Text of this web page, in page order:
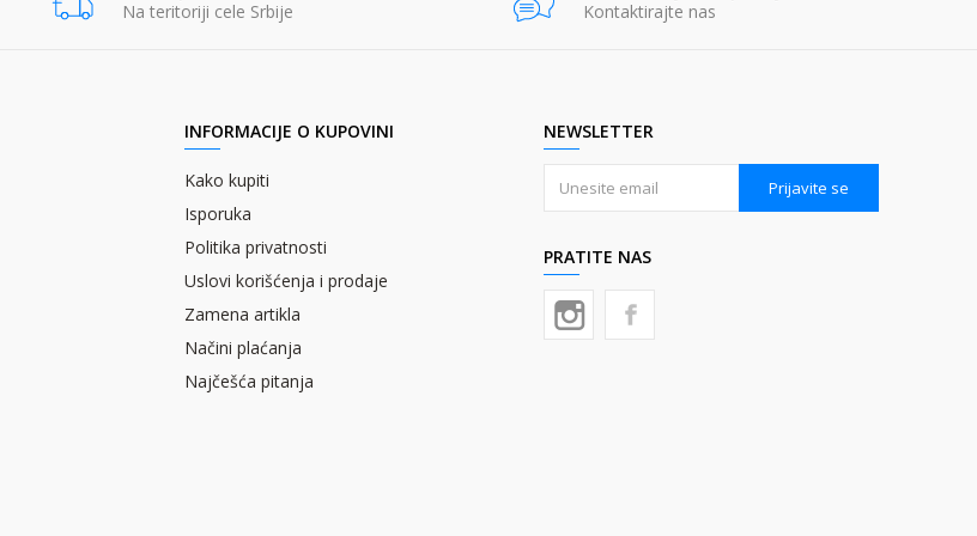
Na teritoriji cele Srbije
Kontaktirajte nas
INFORMACIJE O KUPOVINI
Kako kupiti
Isporuka
Politika privatnosti
Uslovi korišćenja i prodaje
Zamena artikla
Načini plaćanja
Najčešća pitanja
NEWSLETTER
Prijavite se
PRATITE NAS